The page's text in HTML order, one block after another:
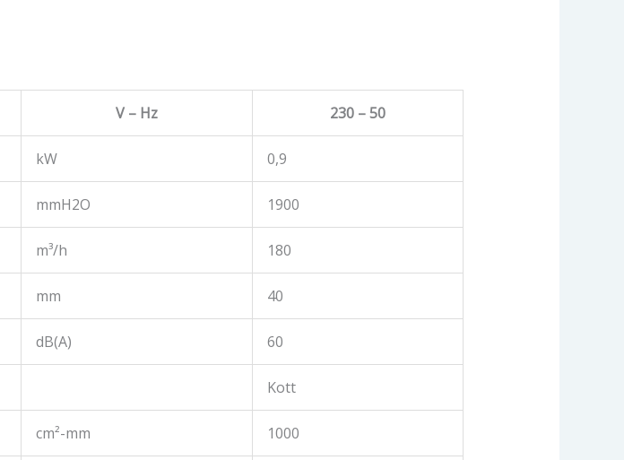
V – Hz 230 – 50
kW 0,9
mmH2O 1900
m³/h 180
mm 40
dB(A) 60
Kott
cm²-mm 1000